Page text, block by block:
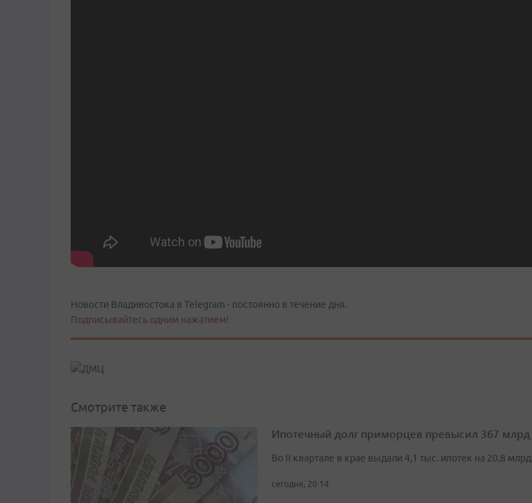
Новости Владивостока в Telegram - постоянно в течение дня.
Подписывайтесь одним нажатием!
Смотрите также
Ипотечный долг приморцев превысил 367 млрд
Во II квартале в крае выдали 4,1 тыс. ипотек на 20,8 млрд
сегодня, 20:14